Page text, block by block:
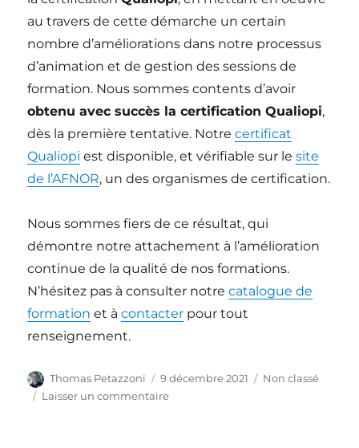
au travers de cette démarche un certain
nombre d’améliorations dans notre processus
d’animation et de gestion des sessions de
formation. Nous sommes contents d’avoir
obtenu avec succès la certification Qualiopi,
dès la première tentative. Notrecertificat
Qualiopi est disponible, et vérifiable sur lesite
de l’AFNOR, un des organismes de certification.
Nous sommes fiers de ce résultat, qui
démontre notre attachement à l’amélioration
continue de la qualité de nos formations.
N’hésitez pas à consulter notrecatalogue de
formation et àcontacter pour tout
renseignement.
Auteur
Thomas Petazzoni
Publié
le
9 décembre 2021 Catégories
Non classé
Laisser un commentairesur